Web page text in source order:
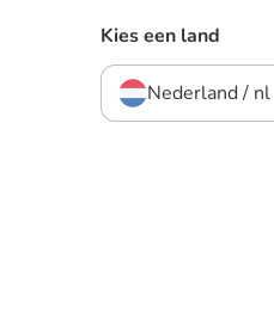
Kies een land
Nederland / nl